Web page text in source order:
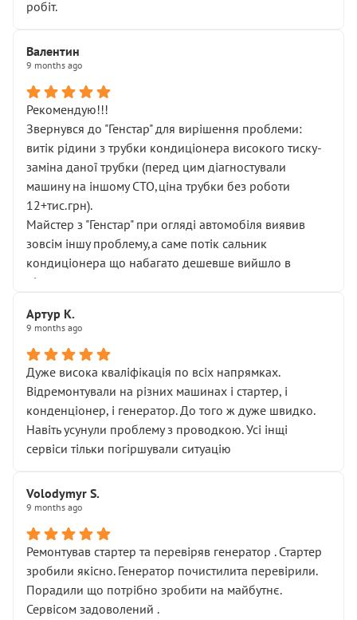
робіт.
Валентин
9 months ago
Рекомендую!!!
Звернувся до "Генстар" для вирішення проблеми:
витік рідини з трубки кондиціонера високого тиску-
заміна даної трубки (перед цим діагностували
машину на іншому СТО,ціна трубки без роботи
12+тис.грн).
Майстер з "Генстар" при огляді автомобіля виявив
зовсім іншу проблему,а саме потік сальник
кондиціонера що набагато дешевше вийшло в
підсумку.
Артур К.
9 months ago
Дуже висока кваліфікація по всіх напрямках.
Відремонтували на різних машинах і стартер, і
конденціонер, і генератор. До того ж дуже швидко.
Навіть усунули проблему з проводкою. Усі інщі
сервіси тільки погіршували ситуацію
Volodymyr S.
9 months ago
Ремонтував стартер та перевіряв генератор . Стартер
зробили якісно. Генератор почистилита перевірили.
Порадили що потрібно зробити на майбутнє.
Сервісом задоволений .